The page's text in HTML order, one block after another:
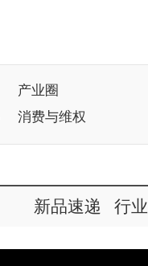
产业圈
消费与维权
新品速递 行